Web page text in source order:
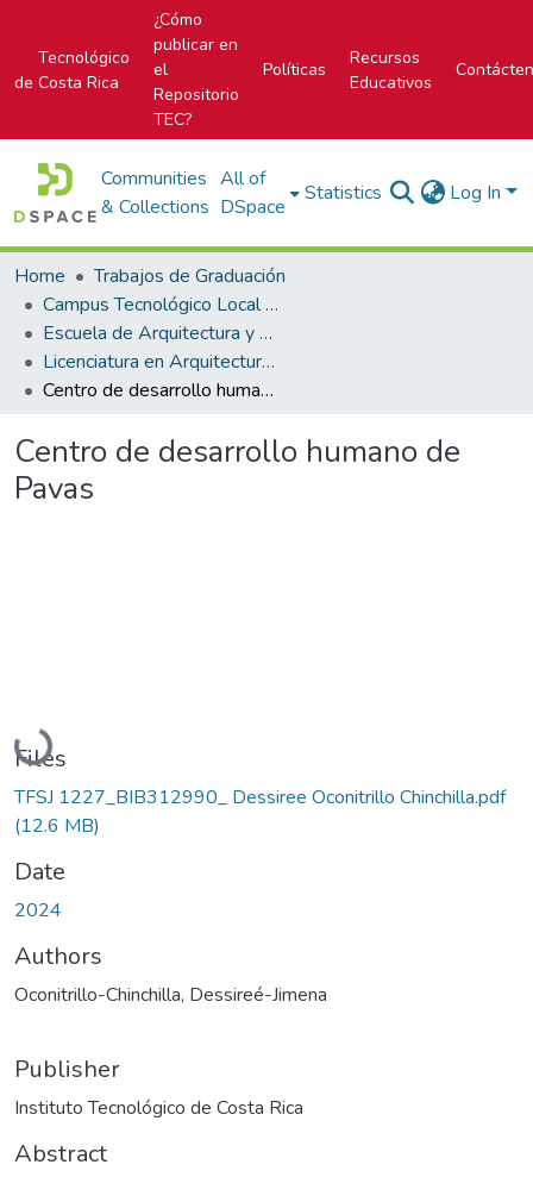
Tecnológico
de Costa Rica
¿Cómo
publicar en
el
Repositorio
TEC?
Políticas
Recursos
Educativos
Communities
& Collections
All of
DSpace
Statistics Log In
Home
Trabajos de Graduación
Campus Tecnológico Local San José
Escuela de Arquitectura y Urbanismo
Licenciatura en Arquitectura y Urbanismo
Centro de desarrollo humano de Pavas
Centro de desarrollo humano de
Pavas
Loading...
Files
TFSJ 1227_BIB312990_ Dessiree Oconitrillo Chinchilla.pdf
(12.6 MB)
Date
2024
Authors
Oconitrillo-Chinchilla, Dessireé-Jimena
Publisher
Instituto Tecnológico de Costa Rica
Abstract